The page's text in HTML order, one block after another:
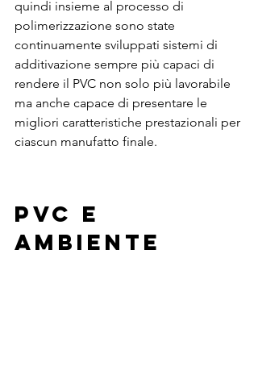
quindi insieme al processo di
polimerizzazione sono state
continuamente sviluppati sistemi di
additivazione sempre più capaci di
rendere il PVC non solo più lavorabile
ma anche capace di presentare le
migliori caratteristiche prestazionali per
ciascun manufatto finale.
PVC E
AMBIENTE